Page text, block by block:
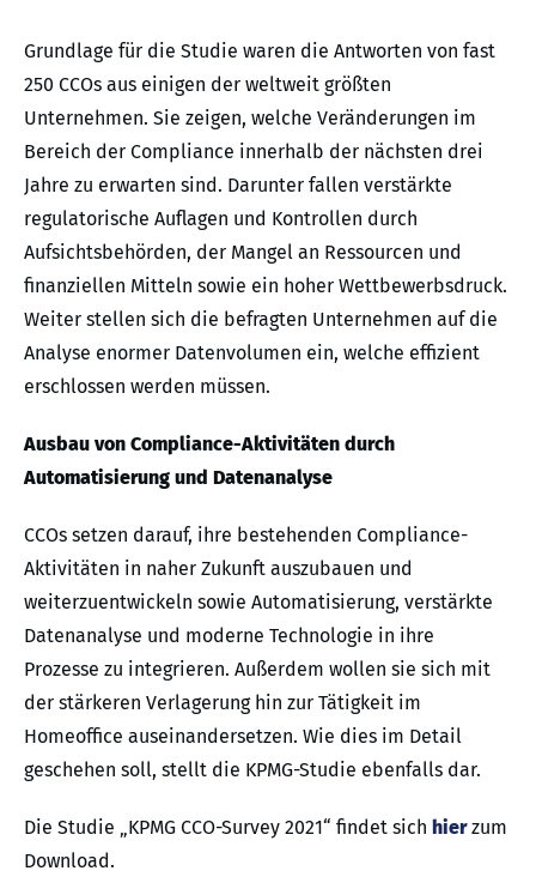
Grundlage für die Studie waren die Antworten von fast
250 CCOs aus einigen der weltweit größten
Unternehmen. Sie zeigen, welche Veränderungen im
Bereich der Compliance innerhalb der nächsten drei
Jahre zu erwarten sind. Darunter fallen verstärkte
regulatorische Auflagen und Kontrollen durch
Aufsichtsbehörden, der Mangel an Ressourcen und
finanziellen Mitteln sowie ein hoher Wettbewerbsdruck.
Weiter stellen sich die befragten Unternehmen auf die
Analyse enormer Datenvolumen ein, welche effizient
erschlossen werden müssen.
Ausbau von Compliance-Aktivitäten durch
Automatisierung und Datenanalyse
CCOs setzen darauf, ihre bestehenden Compliance-
Aktivitäten in naher Zukunft auszubauen und
weiterzuentwickeln sowie Automatisierung, verstärkte
Datenanalyse und moderne Technologie in ihre
Prozesse zu integrieren. Außerdem wollen sie sich mit
der stärkeren Verlagerung hin zur Tätigkeit im
Homeoffice auseinandersetzen. Wie dies im Detail
geschehen soll, stellt die KPMG-Studie ebenfalls dar.
Die Studie „KPMG CCO-Survey 2021“ findet sich hierzum
Download.